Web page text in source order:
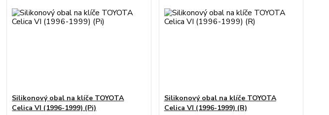
Silikonový obal na klíče TOYOTA
Celica VI (1996-1999) (Pi)
Silikonový obal na klíče TOYOTA
Celica VI (1996-1999) (R)